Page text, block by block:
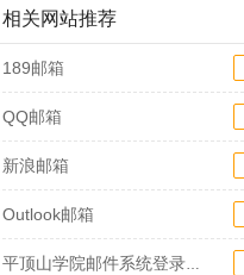
相关网站推荐
189邮箱
QQ邮箱
新浪邮箱
Outlook邮箱
平顶山学院邮件系统登录页面